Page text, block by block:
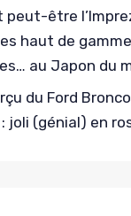
peut-être
haut de
au Japon du
du Ford
joli (génial) en